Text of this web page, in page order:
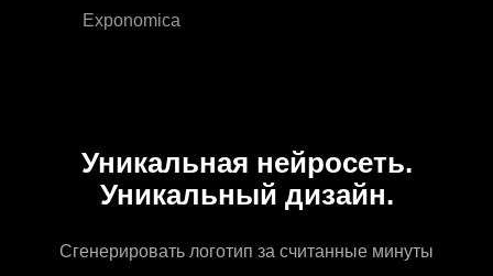
Exponomica
Уникальная нейросеть.
Уникальный дизайн.
Сгенерировать логотип за считанные минуты